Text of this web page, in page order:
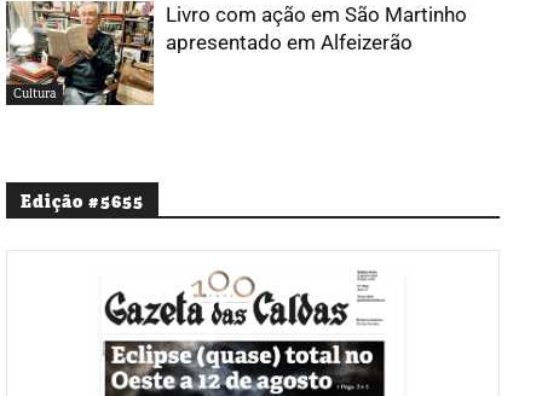
Cultura
Livro com ação em São Martinho
apresentado em Alfeizerão
Edição #5655